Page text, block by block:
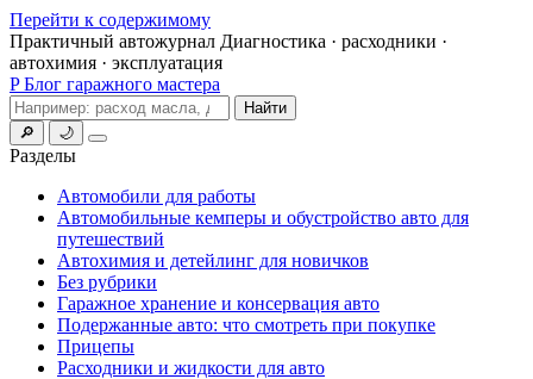
Перейти к содержимому
Практичный автожурнал Диагностика · расходники ·
автохимия · эксплуатация
P Блог гаражного мастера
Поиск
Найти
🔎
🌙
Меню
Разделы
Автомобили для работы
Автомобильные кемперы и обустройство авто для
путешествий
Автохимия и детейлинг для новичков
Без рубрики
Гаражное хранение и консервация авто
Подержанные авто: что смотреть при покупке
Прицепы
Расходники и жидкости для авто